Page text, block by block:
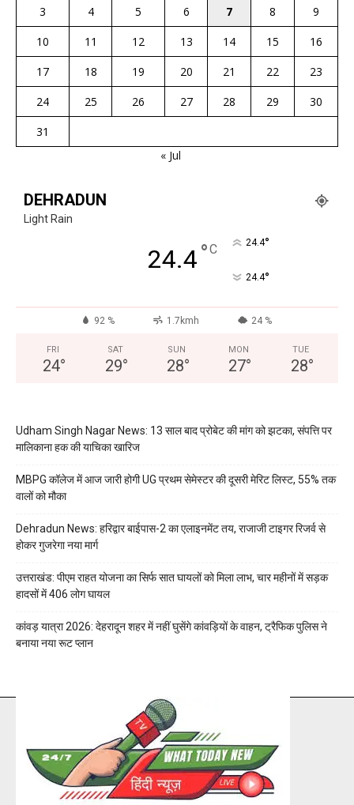
3 4 5 6 7 8
9
10
11 12 13 14 15
16
17
18 19 20 21 22
23
24
25 26 27 28 29
30
31
« Jul
DEHRADUN
Light Rain
24.4°C 24.4°
24.4°
92 % 1.7kmh 24 %
FRI
24°
SAT
29°
SUN
28°
MON
27°
TUE
28°
Udham Singh Nagar News: 13 साल बाद प्रोबेट की मांग को झटका, संपत्ति पर
मालिकाना हक की याचिका खारिज
MBPG कॉलेज में आज जारी होगी UG प्रथम सेमेस्टर की दूसरी मेरिट लिस्ट, 55% तक
वालों को मौका
Dehradun News: हरिद्वार बाईपास-2 का एलाइनमेंट तय, राजाजी टाइगर रिजर्व से
होकर गुजरेगा नया मार्ग
उत्तराखंड: पीएम राहत योजना का सिर्फ सात घायलों को मिला लाभ, चार महीनों में सड़क
हादसों में 406 लोग घायल
कांवड़ यात्रा 2026: देहरादून शहर में नहीं घुसेंगे कांवड़ियों के वाहन, ट्रैफिक पुलिस ने
बनाया नया रूट प्लान